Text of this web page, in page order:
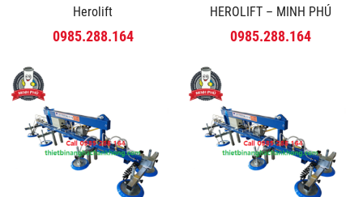
Herolift
0985.288.164
HEROLIFT – MINH PHÚ
0985.288.164